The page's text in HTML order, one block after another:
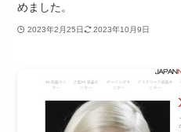
めました。
2023年2月25日 2023年10月9日